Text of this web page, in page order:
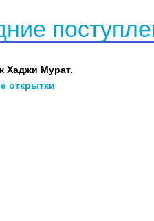
Хаджи Мурат.
открытки